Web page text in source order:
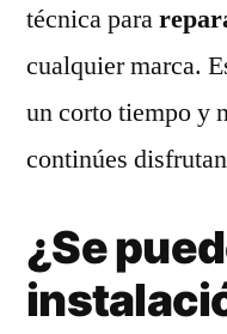
técnica para
cualquier marca.
un corto tiempo y
continúes
¿Se